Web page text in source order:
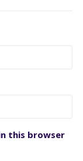
this browser